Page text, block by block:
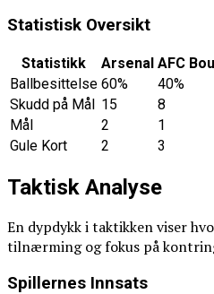
Statistisk Oversikt
Statistikk Arsenal AFC
Ballbesittelse 60%
40%
Skudd på Mål 15
8
Mål
2
1
Gule Kort
2 3
Taktisk Analyse
En dypdykk i taktikken viser
tilnærming og fokus på
Spillernes Innsats